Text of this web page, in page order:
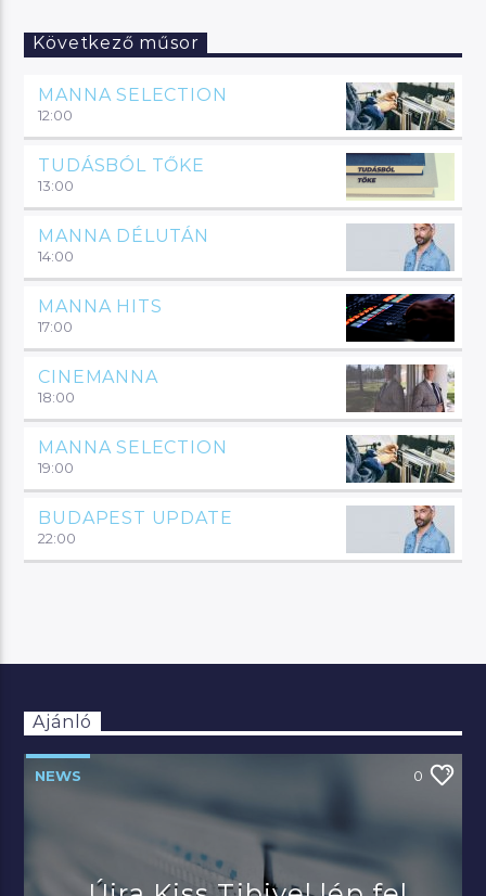
Következő műsor
MANNA SELECTION
12:00
TUDÁSBÓL TŐKE
13:00
MANNA DÉLUTÁN
14:00
MANNA HITS
17:00
CINEMANNA
18:00
MANNA SELECTION
19:00
BUDAPEST UPDATE
22:00
Ajánló
NEWS 0